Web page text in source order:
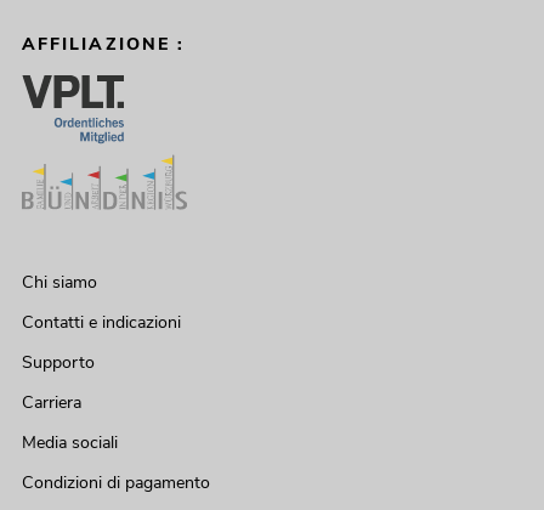
AFFILIAZIONE :
Chi siamo
Contatti e indicazioni
Supporto
Carriera
Media sociali
Condizioni di pagamento